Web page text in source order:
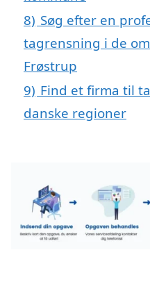
8) Søg efter en
tagrensning i de
Frøstrup
9) Find et firma til
danske regioner